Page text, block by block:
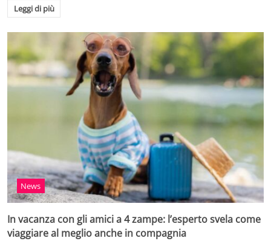
Leggi di più
News
In vacanza con gli amici a 4 zampe: l’esperto svela come
viaggiare al meglio anche in compagnia